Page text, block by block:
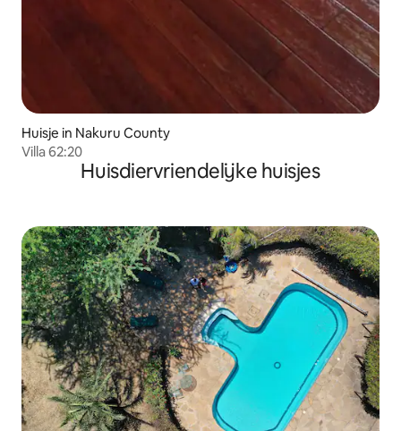
Huisje in Nakuru County
Villa 62:20
Huisdiervriendelijke huisjes